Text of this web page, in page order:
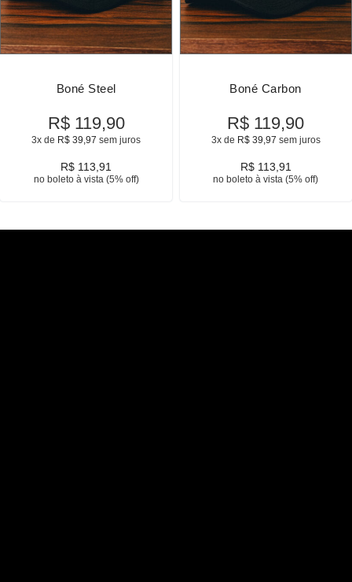
Boné Steel
R$119,90
3x de R$ 39,97 sem juros
R$ 113,91
no boleto à vista (5% off)
Boné Carbon
R$ 119,90
3x de R$39,97 sem juros
R$113,91
no boleto à vista (5% off)